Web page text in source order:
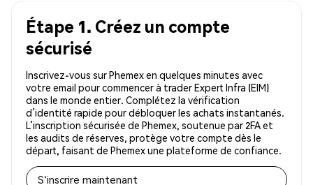
Étape 1. Créez un compte
sécurisé
Inscrivez-vous sur Phemex en quelques minutes avec
votre email pour commencer à trader Expert Infra (EIM)
dans le monde entier. Complétez la vérification
d’identité rapide pour débloquer les achats instantanés.
L’inscription sécurisée de Phemex, soutenue par 2FA et
les audits de réserves, protège votre compte dès le
départ, faisant de Phemex une plateforme de confiance.
S'inscrire maintenant